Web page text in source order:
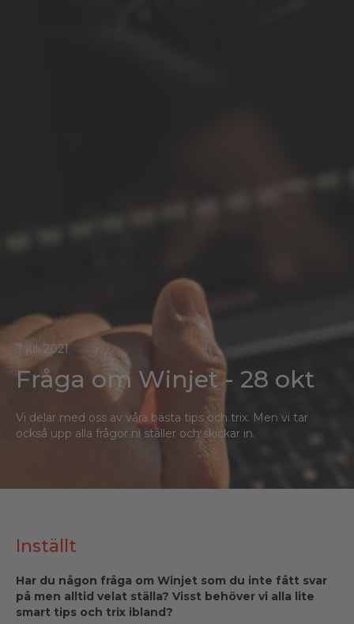
7 juli 2021
Fråga om Winjet - 28 okt
Vi delar med oss av våra bästa tips och trix. Men vi tar
också upp alla frågor ni ställer och skickar in.
Inställt
Har du någon fråga om Winjet som du inte fått svar
på men alltid velat ställa? Visst behöver vi alla lite
smart tips och trix ibland?